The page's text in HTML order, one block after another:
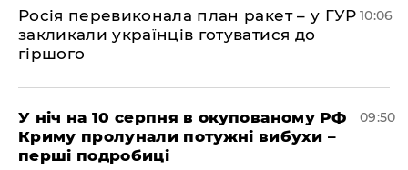
Росія перевиконала план ракет – у ГУР
закликали українців готуватися до
гіршого
10:06
У ніч на 10 серпня в окупованому РФ
Криму пролунали потужні вибухи –
перші подробиці
09:50